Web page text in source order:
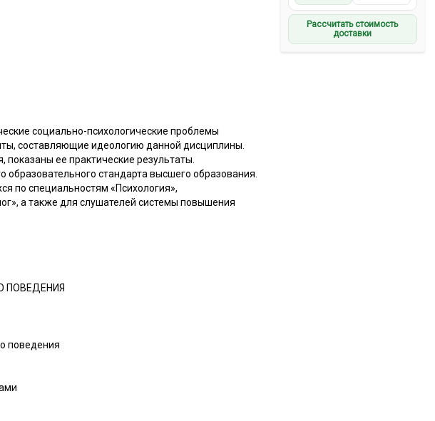
Рассчитать стоимость
доставки
социально-психологические проблемы
составляющие идеологию данной дисциплины.
ее практические результаты.
стандарта высшего образования.
по специальностям «Психология»,
а также для слушателей системы повышения
ПОВЕДЕНИЯ
поведения